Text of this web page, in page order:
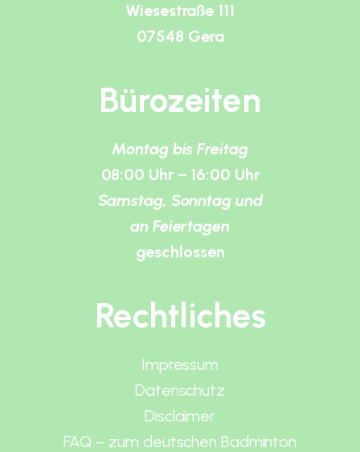
Wiesestraße 111
07548 Gera
Bürozeiten
Montag bis Freitag
08:00 Uhr – 16:00 Uhr
Samstag, Sonntag und
an Feiertagen
geschlossen
Rechtliches
Impressum
Datenschutz
Disclaimer
FAQ – zum deutschen Badminton